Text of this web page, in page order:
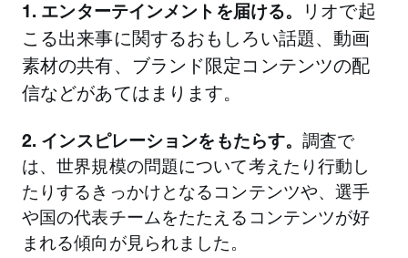
1. エンターテインメントを届ける。
リオで起
こる出来事に関するおもしろい話題、動画
素材の共有、ブランド限定コンテンツの配
信などがあてはまります。
2. インスピレーションをもたらす。調査で
は、世界規模の問題について考えたり行動し
たりするきっかけとなるコンテンツや、選手
や国の代表チームをたたえるコンテンツが好
まれる傾向が見られました。